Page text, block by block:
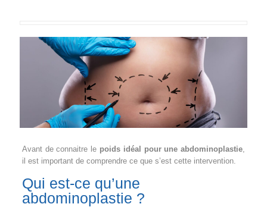
Avant de connaitre le poids idéal pour une abdominoplastie
il est important de comprendre ce que s’est cette intervention.
Qui est-ce qu’une
abdominoplastie ?